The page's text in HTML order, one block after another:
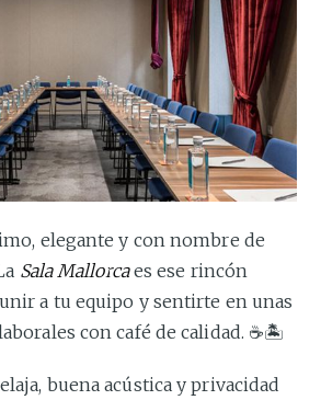
elegante y con nombre de
Sala Mallorcaes ese rincón
a tu equipo y sentirte en unas
con café de calidad. ☕🏝️
buena acústica y privacidad